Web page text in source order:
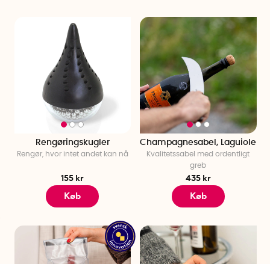
Rengøringskugler
Rengør, hvor intet andet kan nå
155 kr
Køb
Champagnesabel, Laguiole
Kvalitetssabel med ordentligt
greb
435 kr
Køb